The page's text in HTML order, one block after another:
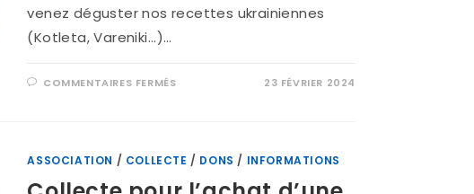
venez déguster nos recettes ukrainiennes
(Kotleta, Vareniki...)…
COMMENTAIRES FERMÉS 23 FÉVRIER 2024
ASSOCIATION / COLLECTE / DONS / INFORMATIONS